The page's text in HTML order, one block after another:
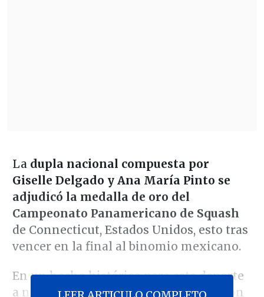
Ladupla nacional compuesta por
Giselle Delgado y Ana María Pinto se
adjudicó la medalla de oro del
Campeonato Panamericano de Squash
de Connecticut, Estados Unidos, esto tras
vencer en la final al binomio mexicano.
En un hecho histórico para este deporte
a nivel nacional, las chilenas derrotaron